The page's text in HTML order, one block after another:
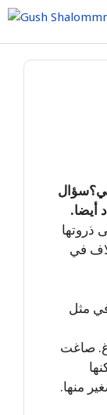
Skip
content
أيضا.
ذروتها
في
مثل
صاغت
منها.